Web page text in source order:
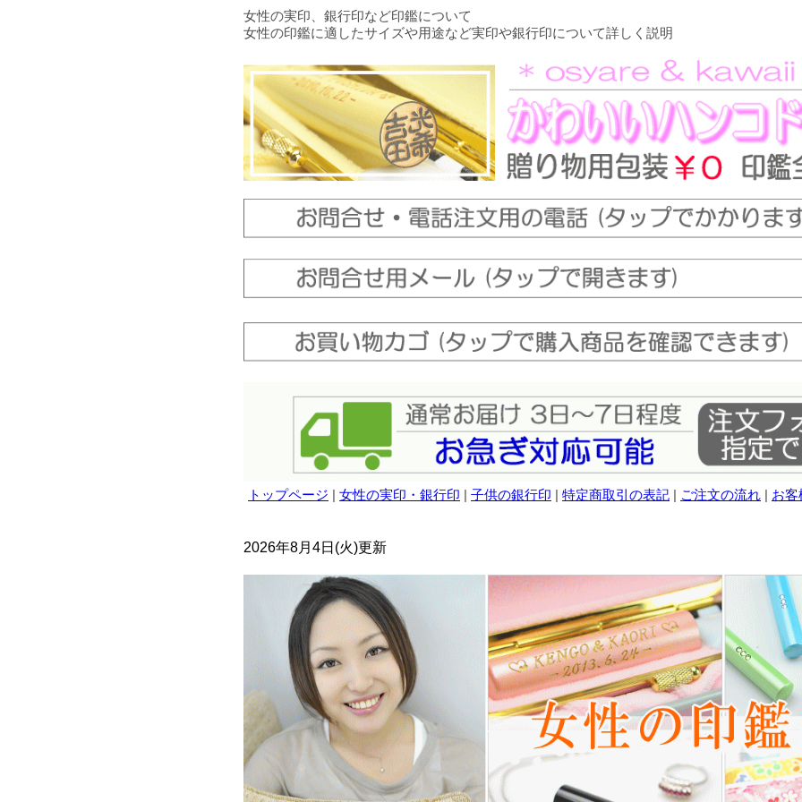
女性の実印、銀行印など印鑑について
女性の印鑑に適したサイズや用途など実印や銀行印について詳しく説明
トップページ | 女性の実印・銀行印 | 子供の銀行印 | 特定商取引の表記 | ご注文の流れ | お客
2026年8月4日(火)更新